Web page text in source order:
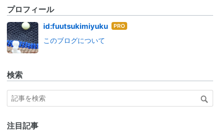
プロフィール
id:fuutsukimiyuku はて
このブログについて
検索
注目記事